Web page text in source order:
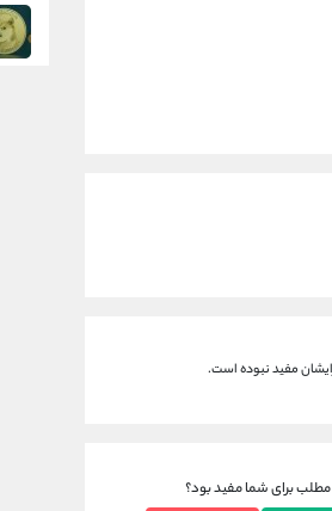
مفید نبوده است.
مطلب برای شما مفید بود؟